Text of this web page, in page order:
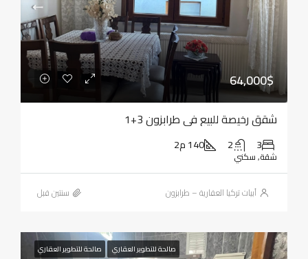
64,000$
شقق رخيصة للبيع في طرابزون 3+1
3
2 140 م2
شقة, سكني
أبيات تركيا العقارية – طرابزون ‏سنتين قبل
صالحة للتطوير العقاري صالحة للتطوير العقاري